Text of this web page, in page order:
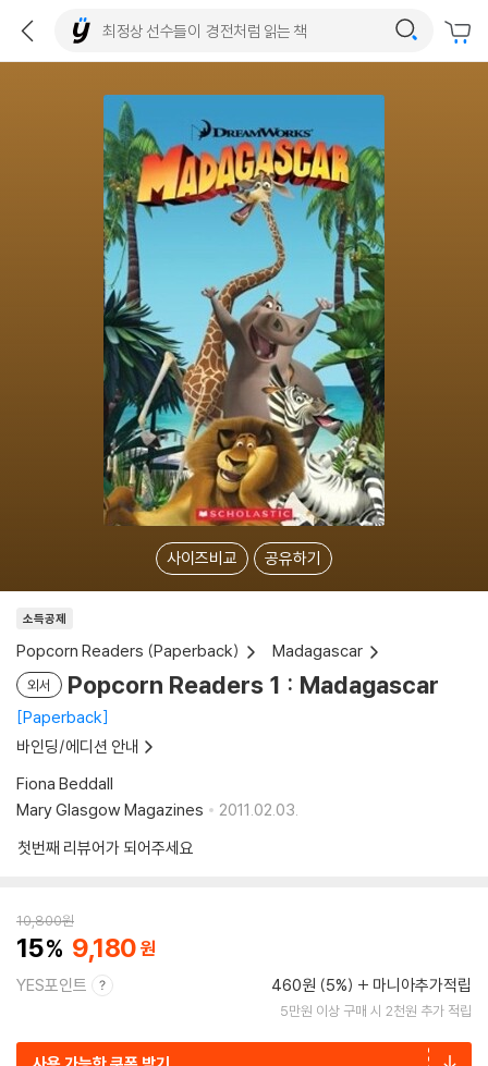
사이즈비교 공유하기
소득공제
Popcorn Readers (Paperback) Madagascar
외서 Popcorn Readers 1 : Madagascar
Paperback
바인딩/에디션 안내
Fiona Beddall
Mary Glasgow Magazines
2011.02.03.
첫번째 리뷰어가 되어주세요
10,800원
15 9,180
YES포인트 460원 (5%) 마니아추가적립
5만원 이상 구매 시 2천원 추가 적립